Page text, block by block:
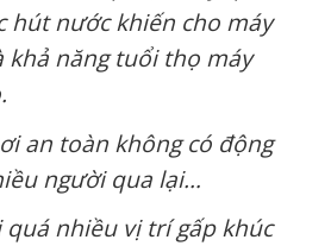
hút nước khiến cho máy
khả năng tuổi thọ máy
an toàn không có động
người qua lại…
quá nhiều vị trí gấp khúc